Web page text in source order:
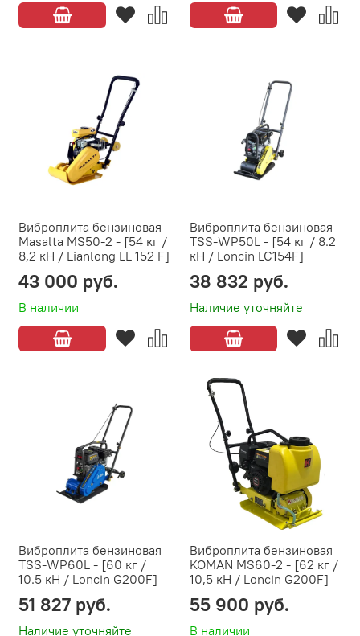
Виброплита бензиновая
Masalta MS50-2 - [54 кг /
8,2 кН / Lianlong LL 152 F]
В наличии
43 000 руб.
Виброплита бензиновая
TSS-WP50L - [54 кг / 8.2
кН / Loncin LC154F]
Наличие уточняйте
38 832 руб.
Виброплита бензиновая
TSS-WP60L - [60 кг /
10.5 кН / Loncin G200F]
Наличие уточняйте
51 827 руб.
Виброплита бензиновая
KOMAN MS60-2 - [62 кг /
10,5 кН / Loncin G200F]
В наличии
55 900 руб.